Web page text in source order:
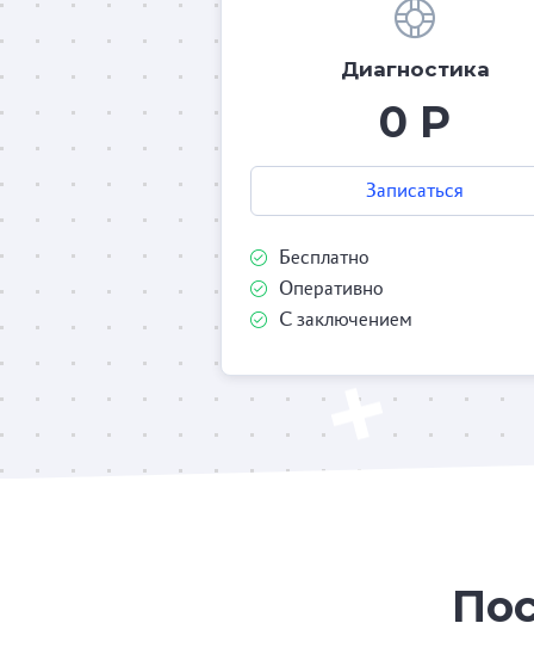
Диагностика
0 Р
Записаться
Бесплатно
Оперативно
С заключением